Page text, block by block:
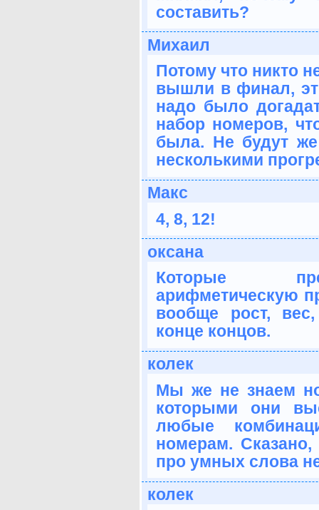
составить?
Михаил
Потому что никто
вышли в финал,
надо было
набор номеров,
была. Не будут
несколькими
Макс
4, 8, 12!
оксана
Которые
арифметическую
вообще рост,
конце концов.
колек
Мы же не знаем
которыми они
любые
номерам.
про умных слова
колек